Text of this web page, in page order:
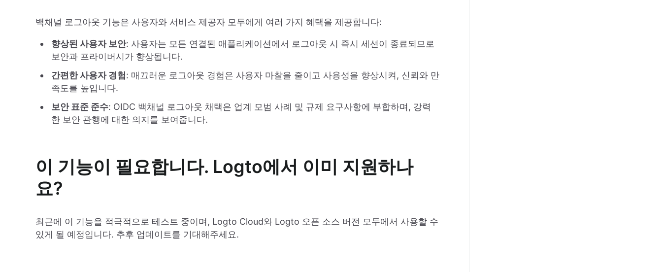
백채널 로그아웃 기능은 사용자와 서비스 제공자 모두에게 여러 가지 혜택을 제공합니다:
향상된 사용자 보안: 사용자는 모든 연결된 애플리케이션에서 로그아웃 시 즉시 세션이 종료되므로
보안과 프라이버시가 향상됩니다.
간편한 사용자 경험: 매끄러운 로그아웃 경험은 사용자 마찰을 줄이고 사용성을 향상시켜, 신뢰와 만
족도를 높입니다.
보안 표준 준수: OIDC 백채널 로그아웃 채택은 업계 모범 사례 및 규제 요구사항에 부합하며, 강력
한 보안 관행에 대한 의지를 보여줍니다.
이 기능이 필요합니다. Logto에서 이미 지원하나
요?
최근에 이 기능을 적극적으로 테스트 중이며, Logto Cloud와 Logto 오픈 소스 버전 모두에서 사용할 수
있게 될 예정입니다. 추후 업데이트를 기대해주세요.